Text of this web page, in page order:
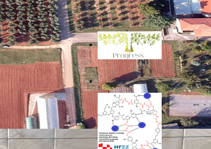
do 5.11. 2025 u
tretiranja
Sljedeće